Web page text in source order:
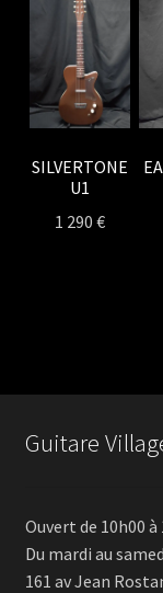
SILVERTONE
U1
1 290 €
Guitare
Ouvert de 10h00 à
Du mardi au
161 av Jean